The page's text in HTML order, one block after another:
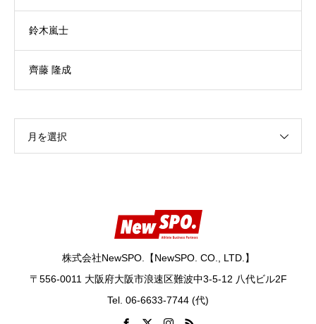
鈴木嵐士
齊藤 隆成
月を選択
株式会社NewSPO.【NewSPO. CO., LTD.】
〒556-0011 大阪府大阪市浪速区難波中3-5-12 八代ビル2F
Tel. 06-6633-7744 (代)